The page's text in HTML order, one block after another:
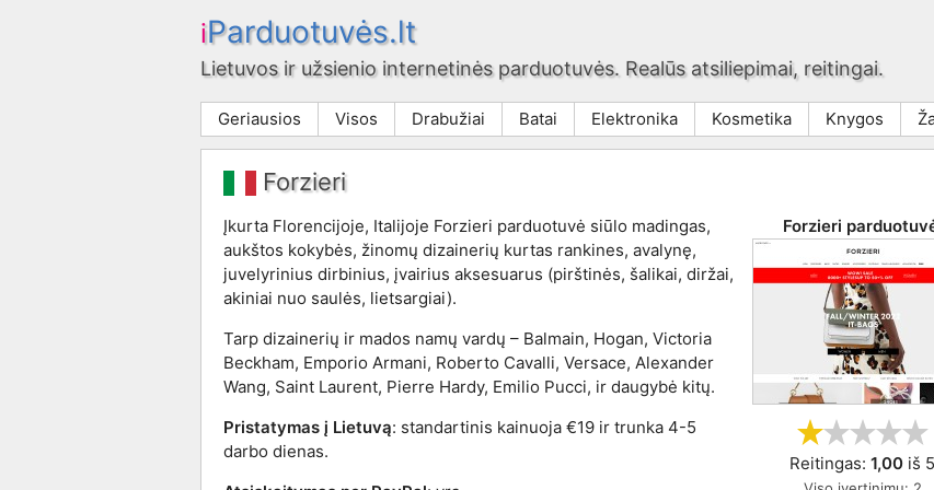
iParduotuvės.lt
Lietuvos ir užsienio internetinės parduotuvės. Realūs atsiliepimai, reitingai.
Geriausios Visos Drabužiai Batai Elektronika Kosmetika Knygos
Forzieri
Forzieri
Reitingas: 1,00 iš 5
Įkurta Florencijoje, Italijoje Forzieri parduotuvė siūlo madingas,
aukštos kokybės, žinomų dizainerių kurtas rankines, avalynę,
juvelyrinius dirbinius, įvairius aksesuarus (pirštinės, šalikai, diržai,
akiniai nuo saulės, lietsargiai).
Tarp dizainerių ir mados namų vardų – Balmain, Hogan, Victoria
Beckham, Emporio Armani, Roberto Cavalli, Versace, Alexander
Wang, Saint Laurent, Pierre Hardy, Emilio Pucci, ir daugybė kitų.
Pristatymas į Lietuvą: standartinis kainuoja €19 ir trunka 4-5
darbo dienas.